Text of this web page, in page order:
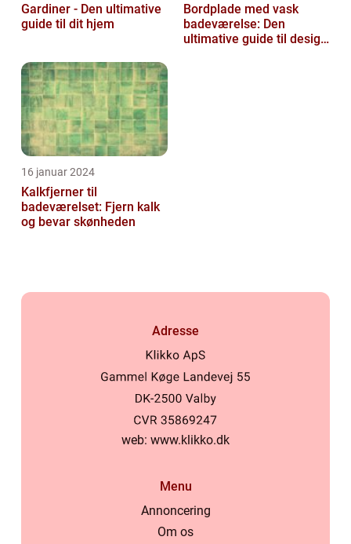
Gardiner - Den ultimative
guide til dit hjem
Bordplade med vask
badeværelse: Den
ultimative guide til design
16 januar 2024
Kalkfjerner til
badeværelset: Fjern kalk
og bevar skønheden
Adresse
web: www.klikko.dk
Menu
Annoncering
Om os